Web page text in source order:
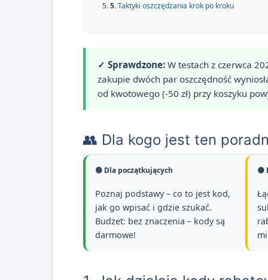
Taktyki oszczędzania krok po kroku
✓ Sprawdzone: W testach z czerwca
zakupie dwóch par oszczędność
od kwotowego (-50 zł) przy koszyku
👥 Dla kogo jest ten
🟢 Dla początkujących
Poznaj podstawy – co to jest kod,
jak go wpisać i gdzie szukać.
Budżet: bez znaczenia – kody są
darmowe!
🟡